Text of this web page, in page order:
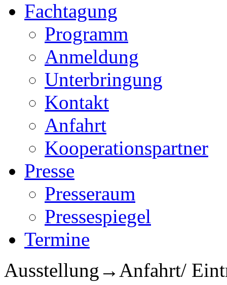
Fachtagung
Programm
Anmeldung
Unterbringung
Kontakt
Anfahrt
Kooperationspartner
Presse
Presseraum
Pressespiegel
Termine
Ausstellung→Anfahrt/